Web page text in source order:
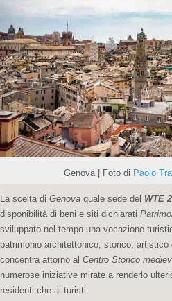
Genova | Foto di Paolo
La scelta di Genova quale sede del WTE
disponibilità di beni e siti dichiarati
sviluppato nel tempo una vocazione
patrimonio architettonico, storico,
concentra attorno al Centro Storico
numerose iniziative mirate a renderlo
residenti che ai turisti.